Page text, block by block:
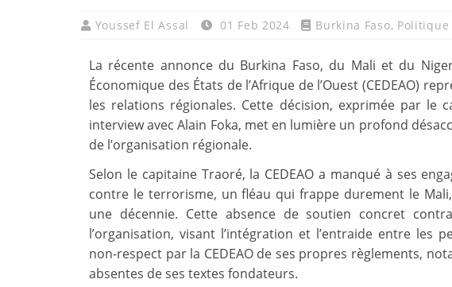
Youssef El Assal 01 Feb 2024 Burkina Faso, Politique
La récente annonce du Burkina Faso, du Mali et du
Économique des États de l’Afrique de l’Ouest (CEDEAO)
les relations régionales. Cette décision, exprimée par le
interview avec Alain Foka, met en lumière un profond
de l’organisation régionale.
Selon le capitaine Traoré, la CEDEAO a manqué à ses
contre le terrorisme, un fléau qui frappe durement le
une décennie. Cette absence de soutien concret
l’organisation, visant l’intégration et l’entraide entre les
non-respect par la CEDEAO de ses propres règlements,
absentes de ses textes fondateurs.